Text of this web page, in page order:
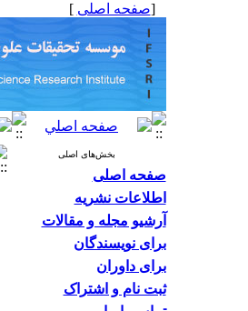
[صفحه اصلی ]
بخش‌های اصلی
صفحه اصلی
اطلاعات نشریه
آرشیو مجله و مقالات
برای نویسندگان
برای داوران
ثبت نام و اشتراک